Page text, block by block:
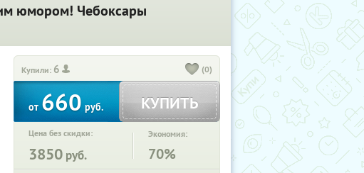
юмором! Чебоксары
Купили: 6 (0)
от660руб. КУПИТЬ
Цена без скидки:
3850 руб.
Экономия:
70%